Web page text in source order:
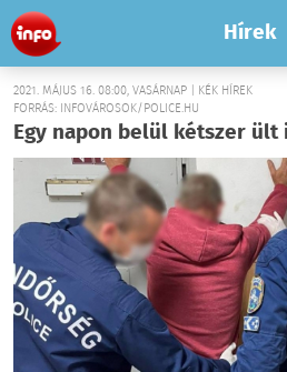
Hírek
2021. MÁJUS 16. 08:00, VASÁRNAP | KÉK HÍREK
FORRÁS: INFOVÁROSOK/POLICE.HU
Egy napon belül kétszer ült